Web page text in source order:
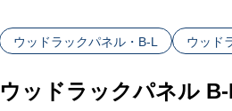
ウッドラックパネル・B-L ウッド
ウッドラックパネル